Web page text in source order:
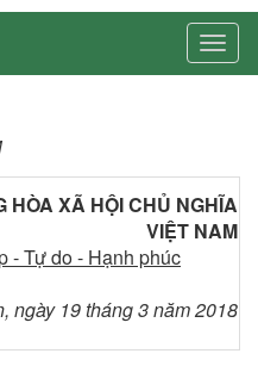
HÒA XÃ HỘI CHỦ NGHĨA
VIỆT NAM
- Tự do - Hạnh phúc
ngày 19 tháng 3 năm 2018